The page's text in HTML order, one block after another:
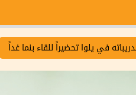
في يلوا تحضيراً للقاء بنما غداً